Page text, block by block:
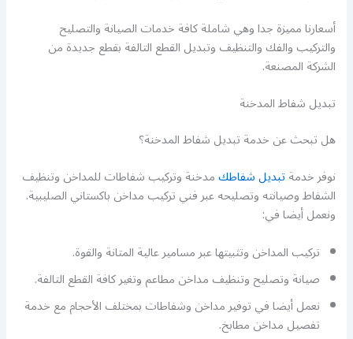
أسعارنا مميزة جدا وهي شاملة كافة خدمات الصيانة والتصليح
والتركيب والفك والتنظيف وتبديل القطع التالفة بقطع جديدة من
الشركة المصنعة.
تبديل شفاط المدخنة
هل تبحث عن خدمة تبديل شفاط المدخنة؟
نوفر خدمةتبديل شفاطكمدخنة وتركيب شفاطات للمداخن وتنظيف
الشفاط وصيانته وتصليحه عبر فني تركيب مداخن باكستاني الصليبية.
ونعمل أيضا في:
تركيب المداخن وتثبيتها عبر مسامير عالية المتانة والقوة.
صيانة وتصليح وتنظيف مداخن مطاعم وتغير كافة القطع التالفة.
نعمل أيضا في توفير مداخن وشفاطات بمختلف الأحجام مع خدمة
تفصيل مداخن مطابخ.